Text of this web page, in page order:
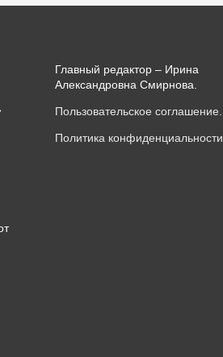
Главный редактор – Ирина
Александровна Смирнова.
Пользовательское соглашение
Политика конфиденциальности